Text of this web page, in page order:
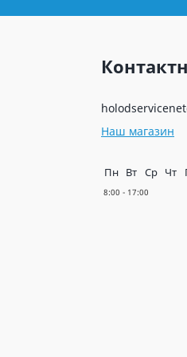
Наш магазин
Пн Вт Ср Чт